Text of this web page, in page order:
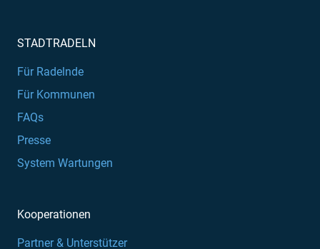
STADTRADELN
Für Radelnde
Für Kommunen
FAQs
Presse
System Wartungen
Kooperationen
Partner & Unterstützer